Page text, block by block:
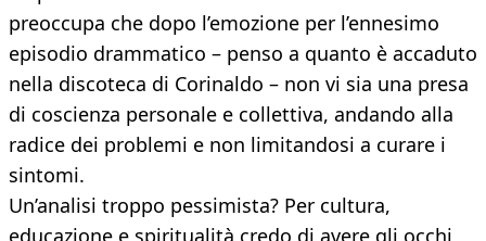
preoccupa che dopo l’emozione per l’ennesimo
episodio drammatico – penso a quanto è accaduto
nella discoteca di Corinaldo – non vi sia una presa
di coscienza personale e collettiva, andando alla
radice dei problemi e non limitandosi a curare i
sintomi.
Un’analisi troppo pessimista? Per cultura,
educazione e spiritualità credo di avere gli occhi